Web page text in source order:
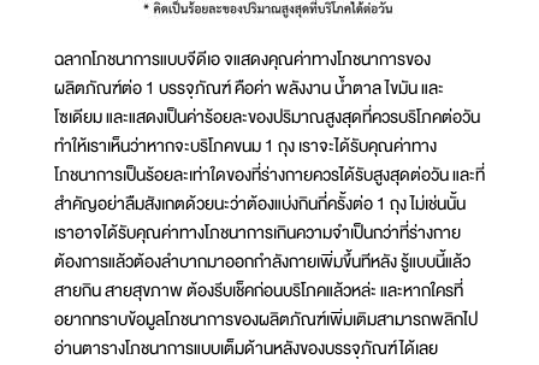
ฉลากโภชนาการแบบจีดีเอ จแสดงคุณค่าทางโภชนาการของ
ผลิตภัณฑ์ต่อ 1 บรรจุภัณฑ์ คือค่า พลังงาน น้ำตาล ไขมัน และ
โซเดียม และแสดงเป็นค่าร้อยละของปริมาณสูงสุดที่ควรบริโภคต่อวัน
ทำให้เราเห็นว่าหากจะบริโภคขนม 1 ถุง เราจะได้รับคุณค่าทาง
โภชนาการเป็นร้อยละเท่าใดของที่ร่างกายควรได้รับสูงสุดต่อวัน และที่
สำคัญอย่าลืมสังเกตด้วยนะว่าต้องแบ่งกินกี่ครั้งต่อ 1 ถุง ไม่เช่นนั้น
เราอาจได้รับคุณค่าทางโภชนาการเกินความจำเป็นกว่าที่ร่างกาย
ต้องการแล้วต้องลำบากมาออกกำลังกายเพิ่มขึ้นทีหลัง รู้แบบนี้แล้ว
สายกิน สายสุขภาพ ต้องรีบเช็คก่อนบริโภคแล้วหล่ะ และหากใครที่
อยากทราบข้อมูลโภชนาการของผลิตภัณฑ์เพิ่มเติมสามารถพลิกไป
อ่านตารางโภชนาการแบบเต็มด้านหลังของบรรจุภัณฑ์ได้เลย